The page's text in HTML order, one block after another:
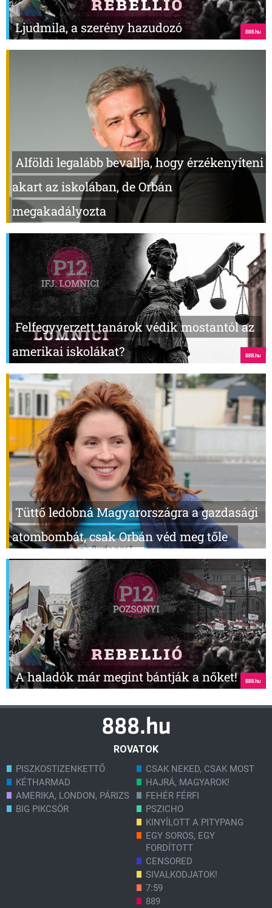
Ljudmila, a szerény hazudozó
Alföldi legalább bevallja, hogy érzékenyíteni
akart az iskolában, de Orbán
megakadályozta
Felfegyverzett tanárok védik mostantól az
amerikai iskolákat?
Tüttő ledobná Magyarországra a gazdasági
atombombát, csak Orbán véd meg tőle
A haladók már megint bántják a nőket!
ROVATOK
PISZKOSTIZENKETTŐ
KÉTHARMAD
AMERIKA, LONDON, PÁRIZS
BIG PIKCSÖR
CSAK NEKED, CSAK MOST
HAJRÁ, MAGYAROK!
FEHÉR FÉRFI
PSZICHO
KINYÍLOTT A PITYPANG
EGY SOROS, EGY
FORDÍTOTT
CENSORED
SIVALKODJATOK!
7:59
889